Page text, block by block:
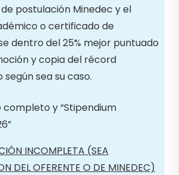
postulación Minedec y el
o certificado de
dentro del 25% mejor puntuado
y copia del récord
sea su caso.
y “Stipendium
INCOMPLETA (SEA
DEL OFERENTE O DE MINEDEC)